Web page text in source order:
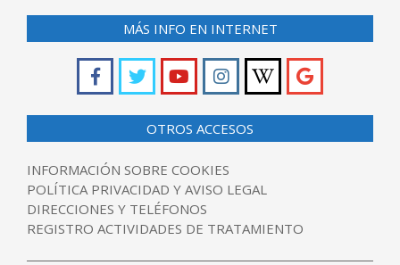
MÁS INFO EN INTERNET
OTROS ACCESOS
INFORMACIÓN SOBRE COOKIES
POLÍTICA PRIVACIDAD Y AVISO LEGAL
DIRECCIONES Y TELÉFONOS
REGISTRO ACTIVIDADES DE TRATAMIENTO